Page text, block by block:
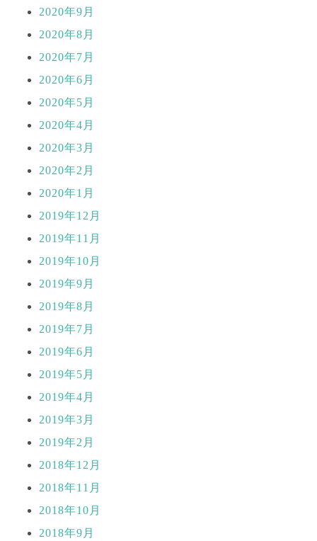
2020年9月
2020年8月
2020年7月
2020年6月
2020年5月
2020年4月
2020年3月
2020年2月
2020年1月
2019年12月
2019年11月
2019年10月
2019年9月
2019年8月
2019年7月
2019年6月
2019年5月
2019年4月
2019年3月
2019年2月
2018年12月
2018年11月
2018年10月
2018年9月